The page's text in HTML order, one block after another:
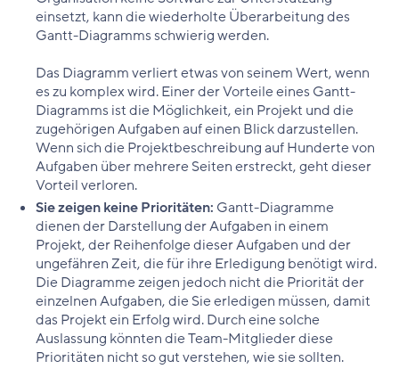
einsetzt, kann die wiederholte Überarbeitung des
Gantt-Diagramms schwierig werden.
Das Diagramm verliert etwas von seinem Wert, wenn
es zu komplex wird. Einer der Vorteile eines Gantt-
Diagramms ist die Möglichkeit, ein Projekt und die
zugehörigen Aufgaben auf einen Blick darzustellen.
Wenn sich die Projektbeschreibung auf Hunderte von
Aufgaben über mehrere Seiten erstreckt, geht dieser
Vorteil verloren.
Sie zeigen keine Prioritäten: Gantt-Diagramme
dienen der Darstellung der Aufgaben in einem
Projekt, der Reihenfolge dieser Aufgaben und der
ungefähren Zeit, die für ihre Erledigung benötigt wird.
Die Diagramme zeigen jedoch nicht die Priorität der
einzelnen Aufgaben, die Sie erledigen müssen, damit
das Projekt ein Erfolg wird. Durch eine solche
Auslassung könnten die Team-Mitglieder diese
Prioritäten nicht so gut verstehen, wie sie sollten.